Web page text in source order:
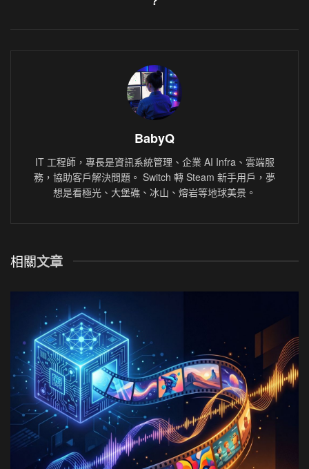
BabyQ
IT 工程師，專長是資訊系統管理、企業 AI Infra、雲端服
務，協助客戶解決問題。 Switch 轉 Steam 新手用戶，夢
想是看極光、大堡礁、冰山、熔岩等地球美景。
相關文章